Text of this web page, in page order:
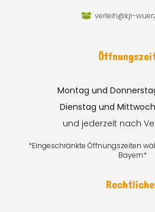
verleih@kjr-
Montag und
Dienstag und
und jederzeit nach
*Eingeschränkte Öffnungszeiten
Bayern*